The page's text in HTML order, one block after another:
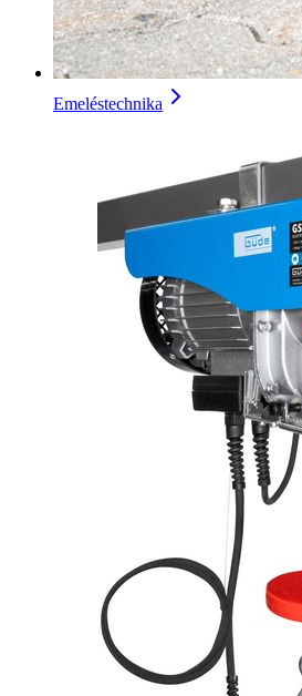
Emeléstechnika